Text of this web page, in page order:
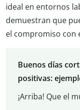
ideal en entornos
demuestran que
el compromiso con
Buenos días
positivas:
¡Arriba! Que el